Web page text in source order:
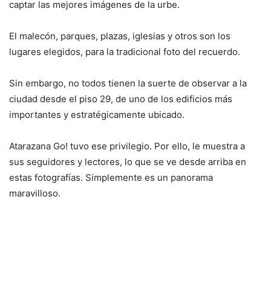
captar las mejores imágenes de la urbe.
El malecón, parques, plazas, iglesias y otros son los
lugares elegidos, para la tradicional foto del recuerdo.
Sin embargo, no todos tienen la suerte de observar a la
ciudad desde el piso 29, de uno de los edificios más
importantes y estratégicamente ubicado.
Atarazana Go! tuvo ese privilegio. Por ello, le muestra a
sus seguidores y lectores, lo que se ve desde arriba en
estas fotografías. Simplemente es un panorama
maravilloso.